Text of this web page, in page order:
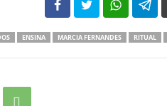
102 35
ENSINA MARCIA FERNANDES RITUAL